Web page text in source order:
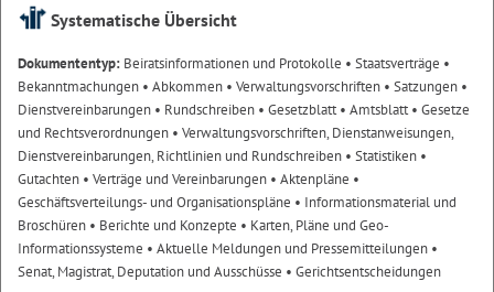
Systematische Übersicht
Dokumententyp: Beiratsinformationen und Protokolle • Staatsverträge •
Bekanntmachungen • Abkommen • Verwaltungsvorschriften • Satzungen •
Dienstvereinbarungen • Rundschreiben • Gesetzblatt• Amtsblatt• Gesetze
und Rechtsverordnungen • Verwaltungsvorschriften, Dienstanweisungen,
Dienstvereinbarungen, Richtlinien und Rundschreiben • Statistiken •
Gutachten • Verträge und Vereinbarungen • Aktenpläne •
Geschäftsverteilungs- und Organisationspläne • Informationsmaterial und
Broschüren • Berichte und Konzepte • Karten, Pläne und Geo-
Informationssysteme • Aktuelle Meldungen und Pressemitteilungen •
Senat, Magistrat, Deputation und Ausschüsse • Gerichtsentscheidungen